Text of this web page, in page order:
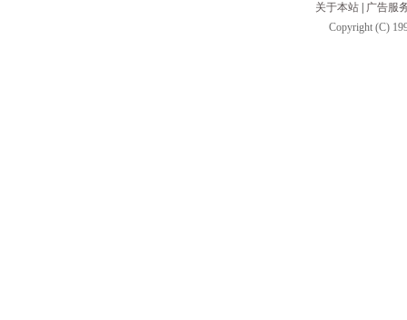
关于本站
广告服
Copyright (C)